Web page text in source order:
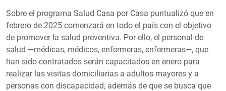
Sobre el programa Salud Casa por Casa puntualizó que en
febrero de 2025 comenzará en todo el país con el objetivo
de promover la salud preventiva. Por ello, el personal de
salud —médicas, médicos, enfermeras, enfermeras—, que
han sido contratados serán capacitados en enero para
realizar las visitas domiciliarias a adultos mayores y a
personas con discapacidad, además de que se busca que